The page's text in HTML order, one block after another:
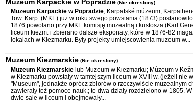
(Nie okreslony)
Muzeum Karpackie w Popradzie; Karpatské múzeum;
Tow. Karp. (MKE) już w roku swego powstania (1873)
1876 powołano przy MKE komisję muzealną i kustosza (Karl
liceum kiezm. i zbierano dalsze eksponaty, które w 1876-82
lokalach w Kiezmarku. Były projekty umiejscowienia muzeum w...
Muzeum Kiezmarskie (Nie okreslony)
Muzeum Kiezmarskie lub Muzeum w Kiezmarku; Múzeum v
w Kiezmarku powstały w tamtejszym liceum w XVIII w. (jeżeli nie
"Museum", jednakże oprócz zbiorów o rzeczywiście muzealnym
zawierały też pomoce nauk.; te dwa działy rozdzielono w 1805.
dwie sale w liceum i obejmowały...